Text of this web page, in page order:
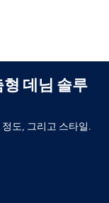
데님 솔루
도, 그리고 스타일.